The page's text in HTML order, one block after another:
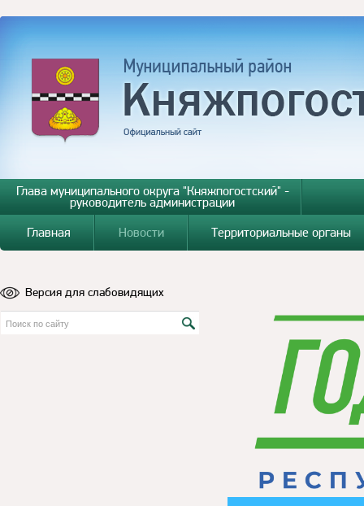
Глава муниципального округа "Княжпогостский" -
руководитель администрации
Главная
Новости Территориальные органы
Версия для слабовидящих